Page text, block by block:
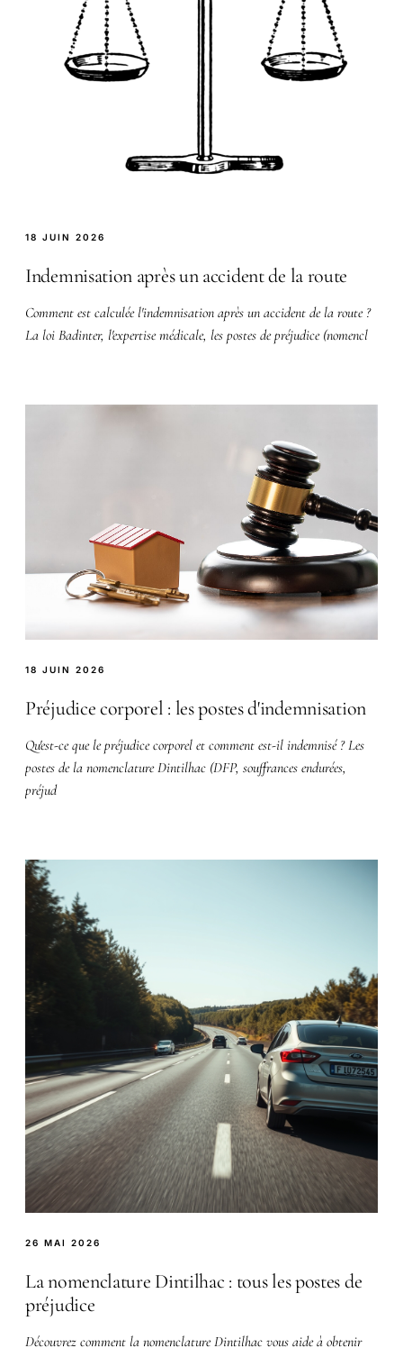
18 JUIN 2026
Indemnisation après un accident de la route
Comment est calculée l'indemnisation après un accident de la route ?
La loi Badinter, l'expertise médicale, les postes de préjudice (nomencl
18 JUIN 2026
Préjudice corporel : les postes d'indemnisation
Qu'est-ce que le préjudice corporel et comment est-il indemnisé ? Les
postes de la nomenclature Dintilhac (DFP, souffrances endurées,
préjud
26 MAI 2026
La nomenclature Dintilhac : tous les postes de
préjudice
Découvrez comment la nomenclature Dintilhac vous aide à obtenir